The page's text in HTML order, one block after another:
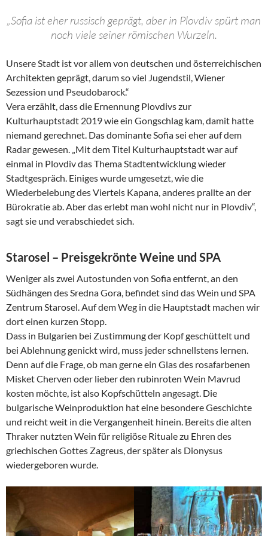
„Sofia ist eher russisch geprägt, aber in Plovdiv spürt man
noch viele seiner römischen Wurzeln.
Unsere Stadt ist vor allem von deutschen und österreichischen
Architekten geprägt, darum so viel Jugendstil, Wiener
Sezession und Pseudobarock.“
Vera erzählt, dass die Ernennung Plovdivs zur
Kulturhauptstadt 2019 wie ein Gongschlag kam, damit hatte
niemand gerechnet. Das dominante Sofia sei eher auf dem
Radar gewesen. „Mit dem Titel Kulturhauptstadt war auf
einmal in Plovdiv das Thema Stadtentwicklung wieder
Stadtgespräch. Einiges wurde umgesetzt, wie die
Wiederbelebung des Viertels Kapana, anderes prallte an der
Bürokratie ab. Aber das erlebt man wohl nicht nur in Plovdiv“,
sagt sie und verabschiedet sich.
Starosel – Preisgekrönte Weine und SPA
Weniger als zwei Autostunden von Sofia entfernt, an den
Südhängen des Sredna Gora, befindet sind das Wein und SPA
Zentrum Starosel. Auf dem Weg in die Hauptstadt machen wir
dort einen kurzen Stopp.
Dass in Bulgarien bei Zustimmung der Kopf geschüttelt und
bei Ablehnung genickt wird, muss jeder schnellstens lernen.
Denn auf die Frage, ob man gerne ein Glas des rosafarbenen
Misket Cherven oder lieber den rubinroten Wein Mavrud
kosten möchte, ist also Kopfschütteln angesagt. Die
bulgarische Weinproduktion hat eine besondere Geschichte
und reicht weit in die Vergangenheit hinein. Bereits die alten
Thraker nutzten Wein für religiöse Rituale zu Ehren des
griechischen Gottes Zagreus, der später als Dionysus
wiedergeboren wurde.